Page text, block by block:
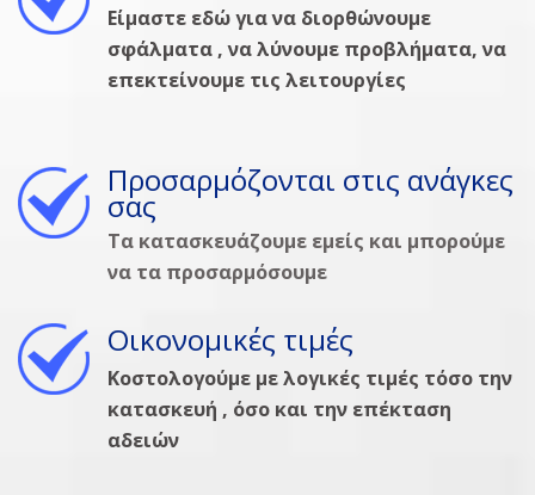
Είμαστε εδώ για να διορθώνουμε
σφάλματα , να λύνουμε προβλήματα, να
επεκτείνουμε τις λειτουργίες
Προσαρμόζονται στις ανάγκες
σας
Τα κατασκευάζουμε εμείς και μπορούμε
να τα προσαρμόσουμε
Οικονομικές τιμές
Κοστολογούμε με λογικές τιμές τόσο την
κατασκευή , όσο και την επέκταση
αδειών